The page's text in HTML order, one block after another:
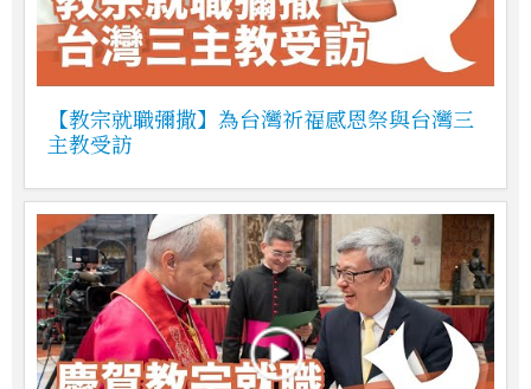
【教宗就職彌撒】為台灣祈福感恩祭與台灣三
主教受訪